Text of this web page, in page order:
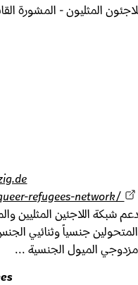
المثليون - المشورة
queer-refugees-network/
شبكة اللاجئين المثليين
جنسياً وثنائيي الجنس
الميول الجنسية ...